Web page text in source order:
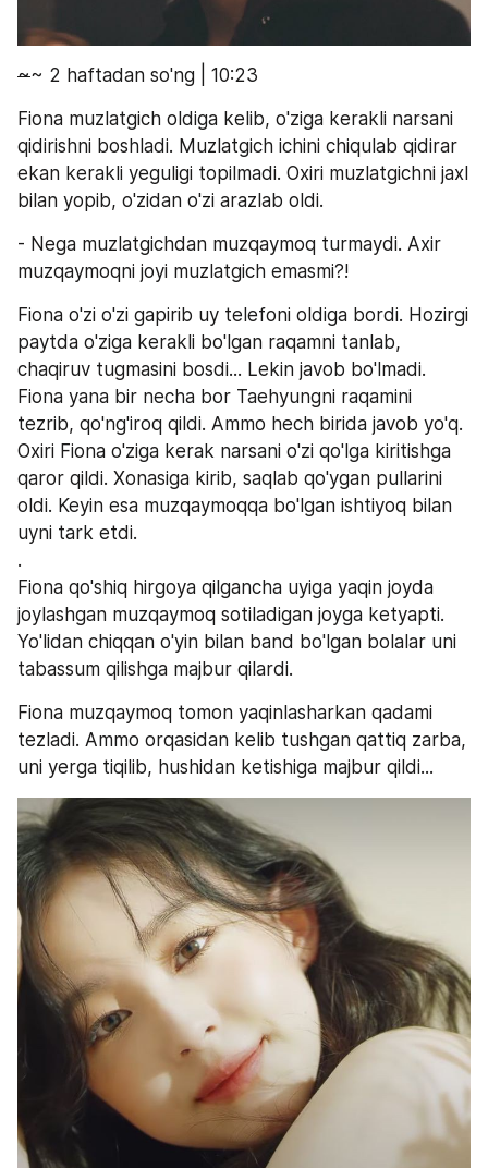
~~ 2 haftadan so'ng | 10:23
Fiona muzlatgich oldiga kelib, o'ziga kerakli narsani
qidirishni boshladi. Muzlatgich ichini chiqulab qidirar
ekan kerakli yeguligi topilmadi. Oxiri muzlatgichni jaxl
bilan yopib, o'zidan o'zi arazlab oldi.
- Nega muzlatgichdan muzqaymoq turmaydi. Axir
muzqaymoqni joyi muzlatgich emasmi?!
Fiona o'zi o'zi gapirib uy telefoni oldiga bordi. Hozirgi
paytda o'ziga kerakli bo'lgan raqamni tanlab,
chaqiruv tugmasini bosdi... Lekin javob bo'lmadi.
Fiona yana bir necha bor Taehyungni raqamini
tezrib, qo'ng'iroq qildi. Ammo hech birida javob yo'q.
Oxiri Fiona o'ziga kerak narsani o'zi qo'lga kiritishga
qaror qildi. Xonasiga kirib, saqlab qo'ygan pullarini
oldi. Keyin esa muzqaymoqqa bo'lgan ishtiyoq bilan
uyni tark etdi.
.
Fiona qo'shiq hirgoya qilgancha uyiga yaqin joyda
joylashgan muzqaymoq sotiladigan joyga ketyapti.
Yo'lidan chiqqan o'yin bilan band bo'lgan bolalar uni
tabassum qilishga majbur qilardi.
Fiona muzqaymoq tomon yaqinlasharkan qadami
tezladi. Ammo orqasidan kelib tushgan qattiq zarba,
uni yerga tiqilib, hushidan ketishiga majbur qildi...